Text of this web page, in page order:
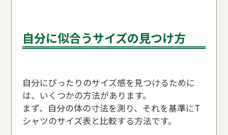
自分に似合うサイズの見つけ方
自分にぴったりのサイズ感を見つけるために
は、いくつかの方法があります。
まず、自分の体の寸法を測り、それを基準にT
シャツのサイズ表と比較する方法です。